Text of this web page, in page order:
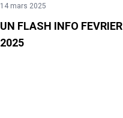
14 mars 2025
UN FLASH INFO FEVRIER
2025